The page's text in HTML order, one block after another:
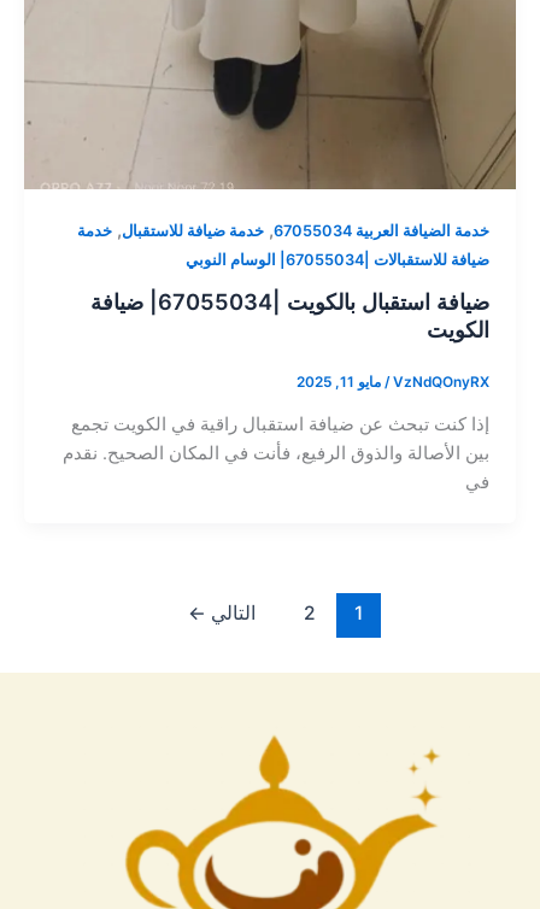
خدمة الضيافة العربية 67055034 , خدمة ضيافة للاستقبال, خدمة
ضيافة للاستقبالات |67055034| الوسام النوبي
ضيافة استقبال بالكويت |67055034| ضيافة
الكويت
VzNdQOnyRX
/ مايو 11, 2025
إذا كنت تبحث عن ضيافة استقبال راقية في الكويت تجمع
بين الأصالة والذوق الرفيع، فأنت في المكان الصحيح. نقدم
في
1
2 التالي ←